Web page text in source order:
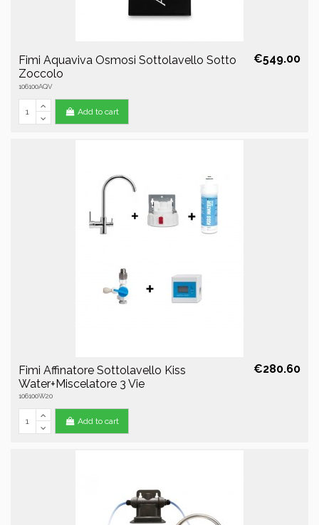
Fimi Aquaviva Osmosi Sottolavello Sotto
Zoccolo
106100AQV
€549.00
Add to cart
Fimi Affinatore Sottolavello Kiss
Water+Miscelatore 3 Vie
106100W20
€280.60
Add to cart